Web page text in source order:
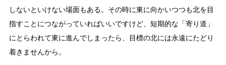
しないといけない場面もある。その時に東に向かいつつも北を目
指すことにつながっていればいいですけど、短期的な「寄り道」
にとらわれて東に進んでしまったら、目標の北には永遠にたどり
着きませんから。